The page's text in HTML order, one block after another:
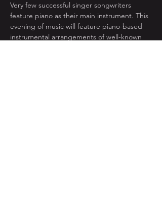
Very few successful singer songwriters
feature piano as their main instrument. This
evening of music will feature piano-based
instrumental arrangements of well-known